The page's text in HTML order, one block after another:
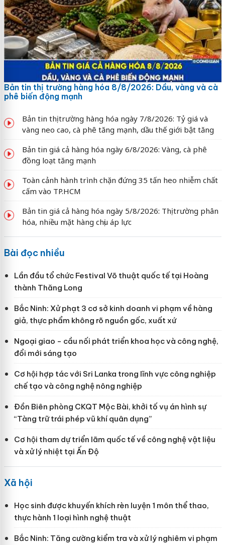
Bản tin thị trường hàng hóa 8/8/2026: Dầu, vàng và cà
phê biến động mạnh
Bản tin thị trường hàng hóa ngày 7/8/2026: Tỷ giá và
vàng neo cao, cà phê tăng mạnh, dầu thế giới bật tăng
Bản tin giá cả hàng hóa ngày 6/8/2026: Vàng, cà phê
đồng loạt tăng mạnh
Toàn cảnh hành trình chặn đứng 35 tấn heo nhiễm chất
cấm vào TP.HCM
Bản tin giá cả hàng hóa ngày 5/8/2026: Thị trường phân
hóa, nhiều mặt hàng chịu áp lực
Bài đọc nhiều
Lần đầu tổ chức Festival Võ thuật quốc tế tại Hoàng
thành Thăng Long
Bắc Ninh: Xử phạt 3 cơ sở kinh doanh vi phạm về hàng
giả, thực phẩm không rõ nguồn gốc, xuất xứ
Ngoại giao - cầu nối phát triển khoa học và công nghệ,
đổi mới sáng tạo
Cơ hội hợp tác với Sri Lanka trong lĩnh vực công nghiệp
chế tạo và công nghệ nông nghiệp
Đồn Biên phòng CKQT Mộc Bài, khởi tố vụ án hình sự
“Tàng trữ trái phép vũ khí quân dụng”
Cơ hội tham dự triển lãm quốc tế về công nghệ vật liệu
và xử lý nhiệt tại Ấn Độ
Xã hội
Học sinh được khuyến khích rèn luyện 1 môn thể thao,
thực hành 1 loại hình nghệ thuật
Bắc Ninh: Tăng cường kiểm tra và xử lý nghiêm vi phạm